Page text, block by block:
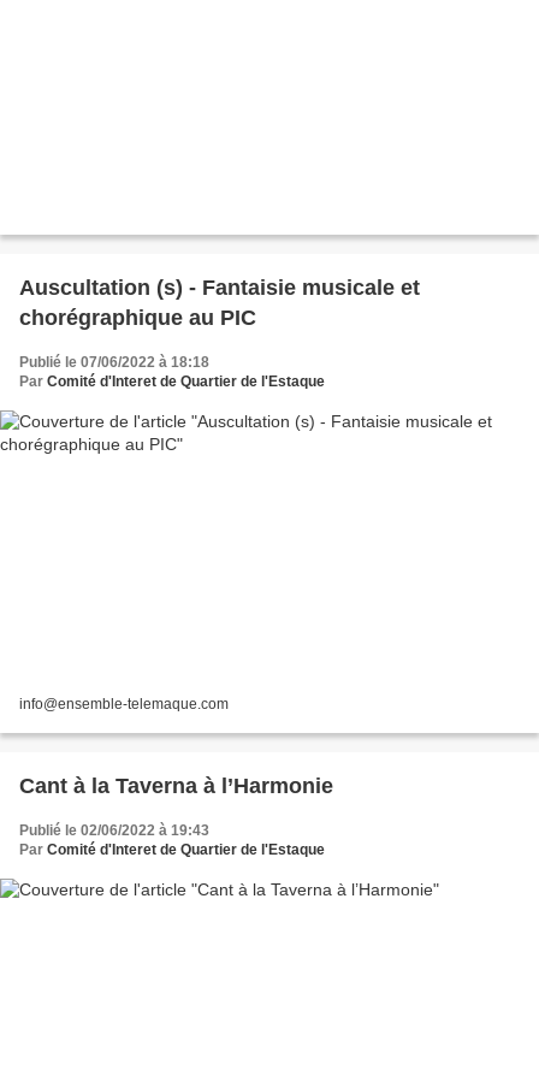
Auscultation (s) - Fantaisie musicale et
chorégraphique au PIC
Publié le 07/06/2022 à 18:18
Par Comité d'Interet de Quartier de l'Estaque
info@ensemble-telemaque.com
Cant à la Taverna à l’Harmonie
Publié le 02/06/2022 à 19:43
Par Comité d'Interet de Quartier de l'Estaque